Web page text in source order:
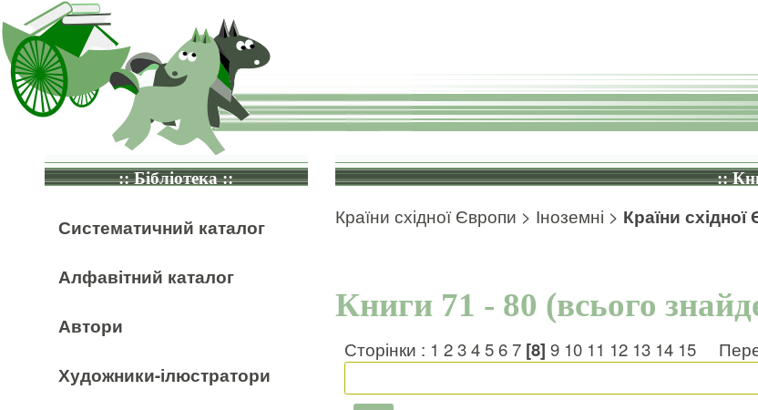
:: Бібліотека ::
Систематичний каталог
Алфавітний каталог
Автори
Художники-ілюстратори
::
Країни східної Європи > Іноземні > Країни
Книги 71 - 80 (всього
Сторінки : 1 2 3 4 5 6 7 [8] 9 10 11 12 13 14 15